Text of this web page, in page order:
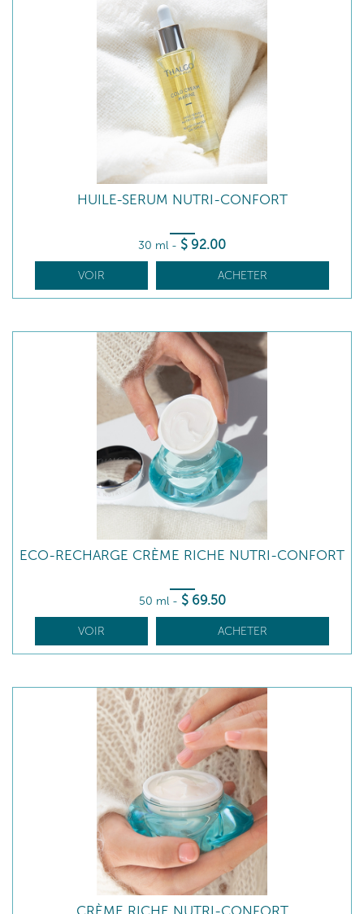
HUILE-SERUM NUTRI-CONFORT
30 ml - $ 92.00
VOIR ACHETER
ECO-RECHARGE CRÈME RICHE NUTRI-CONFORT
50 ml - $ 69.50
VOIR ACHETER
CRÈME RICHE NUTRI-CONFORT